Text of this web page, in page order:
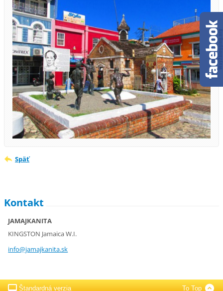
Späť
Kontakt
JAMAJKANITA
KINGSTON Jamaica W.I.
info@jamajkanita.sk
Štandardná verzia To Top